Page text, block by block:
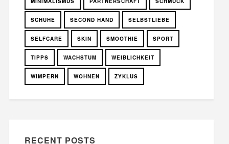
SCHUHE SECOND HAND SELBSTLIEBE
SELFCARE SKIN SMOOTHIE SPORT
TIPPS WACHSTUM WEIBLICHKEIT
WIMPERN WOHNEN ZYKLUS
RECENT POSTS